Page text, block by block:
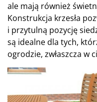
ale mają również
Konstrukcja krzesła
i przytulną pozycję
są idealne dla tych,
ogrodzie, zwłaszcza w